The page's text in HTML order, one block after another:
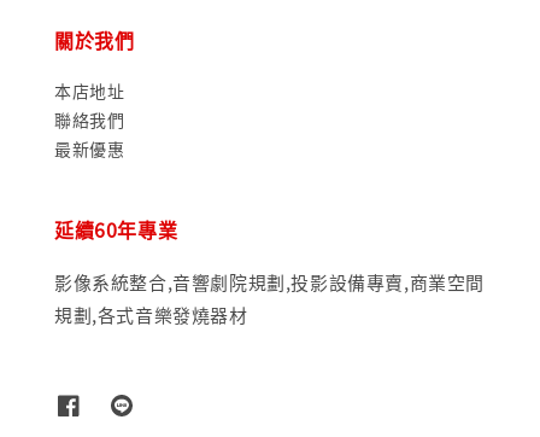
關於我們
本店地址
聯絡我們
最新優惠
延續60年專業
影像系統整合,音響劇院規劃,投影設備專賣,商業空間
規劃,各式音樂發燒器材